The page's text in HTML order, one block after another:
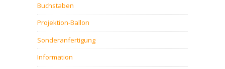
Buchstaben
Projektion-Ballon
Sonderanfertigung
Information